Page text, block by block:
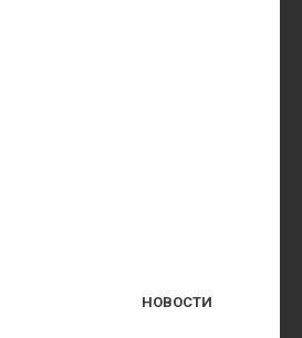
НОВОСТИ